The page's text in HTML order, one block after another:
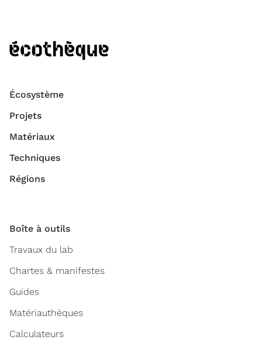
Écosystème
Projets
Matériaux
Techniques
Régions
Boîte à outils
Travaux du lab
Chartes & manifestes
Guides
Matériauthèques
Calculateurs